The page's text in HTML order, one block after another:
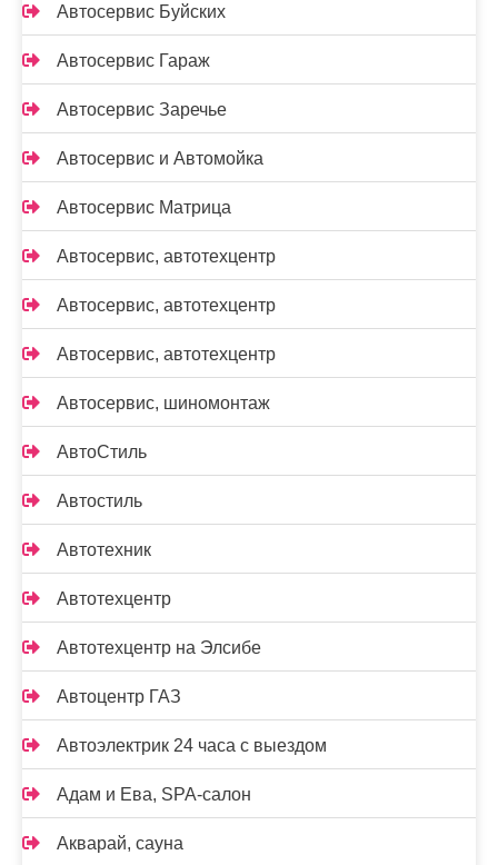
Автосервис Буйских
Автосервис Гараж
Автосервис Заречье
Автосервис и Автомойка
Автосервис Матрица
Автосервис, автотехцентр
Автосервис, автотехцентр
Автосервис, автотехцентр
Автосервис, шиномонтаж
АвтоСтиль
Автостиль
Автотехник
Автотехцентр
Автотехцентр на Элсибе
Автоцентр ГАЗ
Автоэлектрик 24 часа с выездом
Адам и Ева, SPA-салон
Акварай, сауна